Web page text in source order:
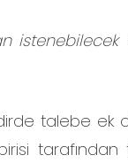
istenebilecek
talebe ek
tarafından